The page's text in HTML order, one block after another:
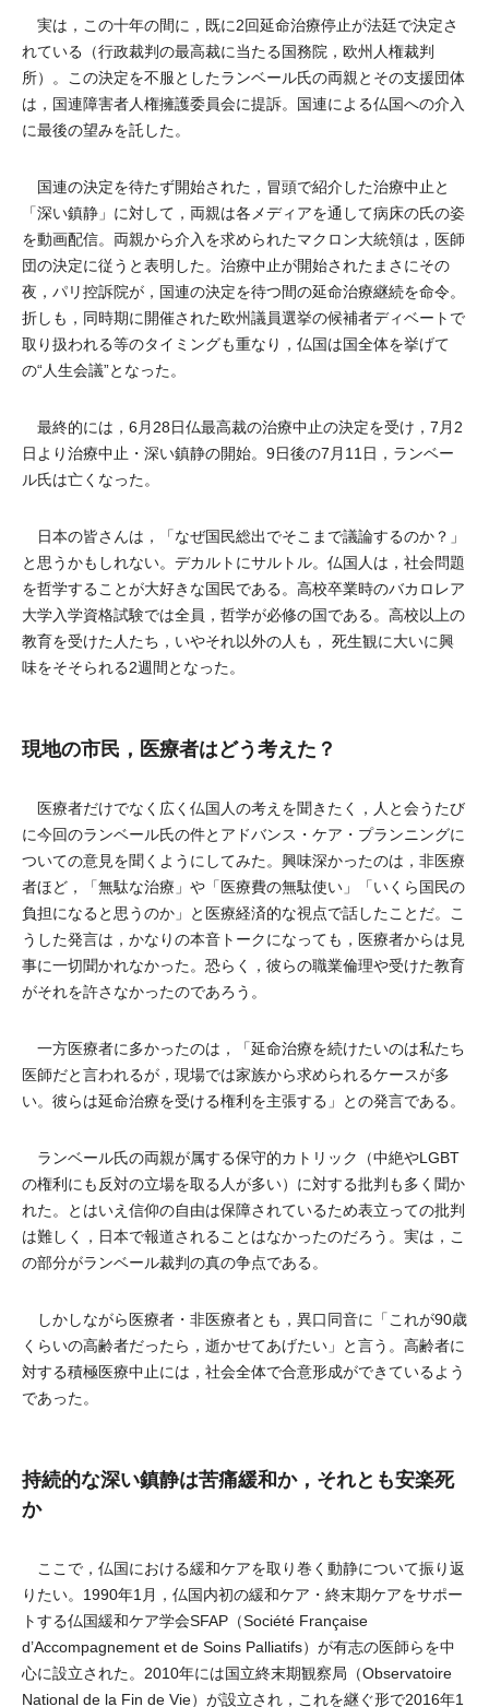
実は，この十年の間に，既に2回延命治療停止が法廷で決定さ
れている（行政裁判の最高裁に当たる国務院，欧州人権裁判
所）。この決定を不服としたランベール氏の両親とその支援団体
は，国連障害者人権擁護委員会に提訴。国連による仏国への介入
に最後の望みを託した。
国連の決定を待たず開始された，冒頭で紹介した治療中止と
「深い鎮静」に対して，両親は各メディアを通して病床の氏の姿
を動画配信。両親から介入を求められたマクロン大統領は，医師
団の決定に従うと表明した。治療中止が開始されたまさにその
夜，パリ控訴院が，国連の決定を待つ間の延命治療継続を命令。
折しも，同時期に開催された欧州議員選挙の候補者ディベートで
取り扱われる等のタイミングも重なり，仏国は国全体を挙げて
の“人生会議”となった。
最終的には，6月28日仏最高裁の治療中止の決定を受け，7月2
日より治療中止・深い鎮静の開始。9日後の7月11日，ランベー
ル氏は亡くなった。
日本の皆さんは，「なぜ国民総出でそこまで議論するのか？」
と思うかもしれない。デカルトにサルトル。仏国人は，社会問題
を哲学することが大好きな国民である。高校卒業時のバカロレア
大学入学資格試験では全員，哲学が必修の国である。高校以上の
教育を受けた人たち，いやそれ以外の人も， 死生観に大いに興
味をそそられる2週間となった。
現地の市民，医療者はどう考えた？
医療者だけでなく広く仏国人の考えを聞きたく，人と会うたび
に今回のランベール氏の件とアドバンス・ケア・プランニングに
ついての意見を聞くようにしてみた。興味深かったのは，非医療
者ほど，「無駄な治療」や「医療費の無駄使い」「いくら国民の
負担になると思うのか」と医療経済的な視点で話したことだ。こ
うした発言は，かなりの本音トークになっても，医療者からは見
事に一切聞かれなかった。恐らく，彼らの職業倫理や受けた教育
がそれを許さなかったのであろう。
一方医療者に多かったのは，「延命治療を続けたいのは私たち
医師だと言われるが，現場では家族から求められるケースが多
い。彼らは延命治療を受ける権利を主張する」との発言である。
ランベール氏の両親が属する保守的カトリック（中絶やLGBT
の権利にも反対の立場を取る人が多い）に対する批判も多く聞か
れた。とはいえ信仰の自由は保障されているため表立っての批判
は難しく，日本で報道されることはなかったのだろう。実は，こ
の部分がランベール裁判の真の争点である。
しかしながら医療者・非医療者とも，異口同音に「これが90歳
くらいの高齢者だったら，逝かせてあげたい」と言う。高齢者に
対する積極医療中止には，社会全体で合意形成ができているよう
であった。
持続的な深い鎮静は苦痛緩和か，それとも安楽死
か
ここで，仏国における緩和ケアを取り巻く動静について振り返
りたい。1990年1月，仏国内初の緩和ケア・終末期ケアをサポー
トする仏国緩和ケア学会SFAP（Société Française
d’Accompagnement et de Soins Palliatifs）が有志の医師らを中
心に設立された。2010年には国立終末期観察局（Observatoire
National de la Fin de Vie）が設立され，これを継ぐ形で2016年1